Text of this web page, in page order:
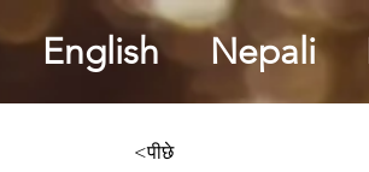
English Nepali
<पीछे